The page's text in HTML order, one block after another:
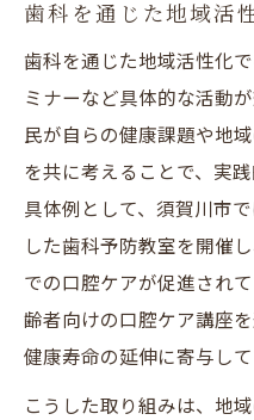
歯科を通じた地域活
歯科を通じた地域活性化
ミナーなど具体的な活動
民が自らの健康課題や地
を共に考えることで、実
具体例として、須賀川市
した歯科予防教室を開催
での口腔ケアが促進され
齢者向けの口腔ケア講座
健康寿命の延伸に寄与して
こうした取り組みは、地